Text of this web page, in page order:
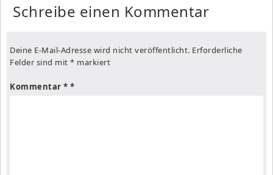
Schreibe einen Kommentar
Deine E-Mail-Adresse wird nicht veröffentlicht. Erforderliche
Felder sind mit * markiert
Kommentar *